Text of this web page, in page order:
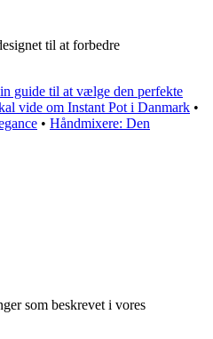
til at forbedre
guide til at vælge den perfekte
vide om Instant Pot i Danmark •
• Håndmixere: Den
som beskrevet i vores